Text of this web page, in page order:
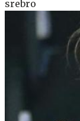
srebro